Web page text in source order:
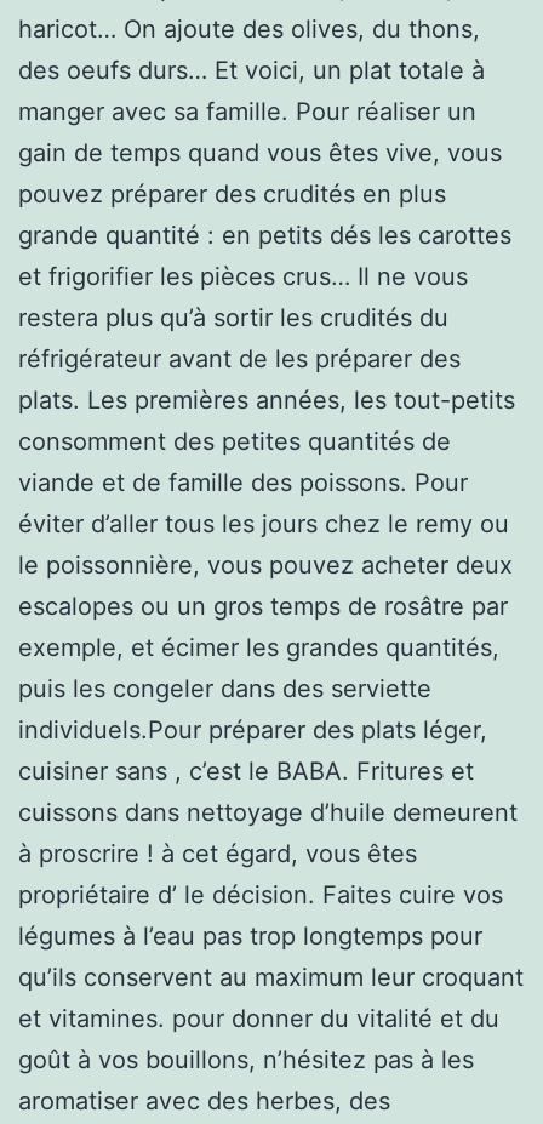
haricot… On ajoute des olives, du thons,
des oeufs durs… Et voici, un plat totale à
manger avec sa famille. Pour réaliser un
gain de temps quand vous êtes vive, vous
pouvez préparer des crudités en plus
grande quantité : en petits dés les carottes
et frigorifier les pièces crus… Il ne vous
restera plus qu’à sortir les crudités du
réfrigérateur avant de les préparer des
plats. Les premières années, les tout-petits
consomment des petites quantités de
viande et de famille des poissons. Pour
éviter d’aller tous les jours chez le remy ou
le poissonnière, vous pouvez acheter deux
escalopes ou un gros temps de rosâtre par
exemple, et écimer les grandes quantités,
puis les congeler dans des serviette
individuels.Pour préparer des plats léger,
cuisiner sans , c’est le BABA. Fritures et
cuissons dans nettoyage d’huile demeurent
à proscrire ! à cet égard, vous êtes
propriétaire d’ le décision. Faites cuire vos
légumes à l’eau pas trop longtemps pour
qu’ils conservent au maximum leur croquant
et vitamines. pour donner du vitalité et du
goût à vos bouillons, n’hésitez pas à les
aromatiser avec des herbes, des